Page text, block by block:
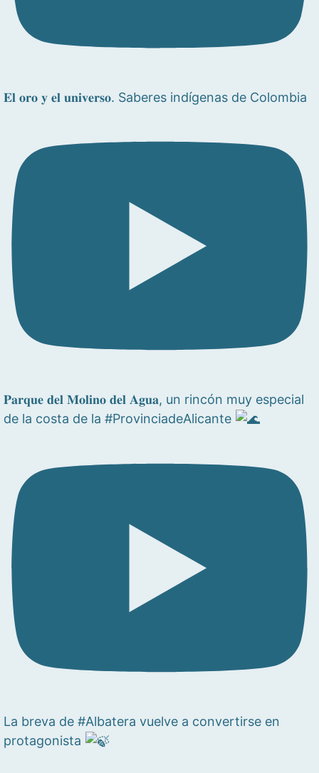
𝐄𝐥 𝐨𝐫𝐨 𝐲 𝐞𝐥 𝐮𝐧𝐢𝐯𝐞𝐫𝐬𝐨. Saberes indígenas de Colombia
𝐏𝐚𝐫𝐪𝐮𝐞 𝐝𝐞𝐥 𝐌𝐨𝐥𝐢𝐧𝐨 𝐝𝐞𝐥 𝐀𝐠𝐮𝐚, un rincón muy especial
de la costa de la #ProvinciadeAlicante
La breva de #Albatera vuelve a convertirse en
protagonista